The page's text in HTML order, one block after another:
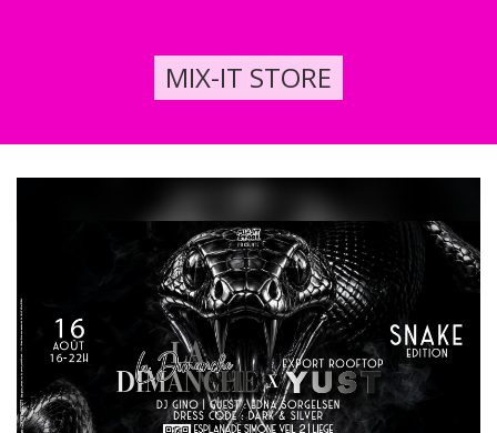
MIX-IT STORE